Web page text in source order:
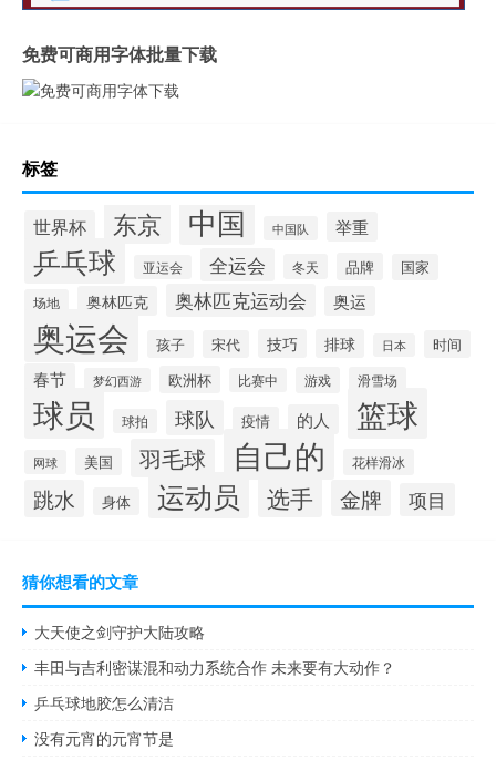
免费可商用字体批量下载
标签
世界杯 东京 中国 中国队 举重
乒乓球 亚运会 全运会 冬天 品牌 国家
场地 奥林匹克 奥林匹克运动会 奥运
奥运会 孩子 宋代 技巧 排球 日本 时间
春节 梦幻西游 欧洲杯 比赛中 游戏 滑雪场
球员 球拍 球队 疫情 的人 篮球
网球 美国 羽毛球 自己的 花样滑冰
跳水 身体 运动员 选手 金牌 项目
猜你想看的文章
大天使之剑守护大陆攻略
丰田与吉利密谋混和动力系统合作 未来要有大动作？
乒乓球地胶怎么清洁
没有元宵的元宵节是